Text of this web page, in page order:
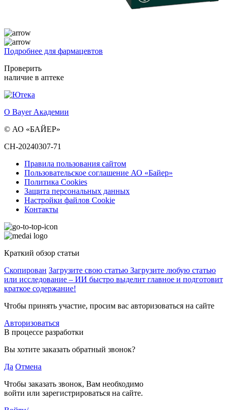
Подробнее для фармацевтов
Проверить
наличие в аптеке
О Bayer Академии
© АО «БАЙЕР»
CH-20240307-71
Правила пользования сайтом
Пользовательское соглашение АО «Байер»
Политика Cookies
Защита персональных данных
Настройки файлов Cookie
Контакты
Краткий обзор статьи
Скопирован Загрузите свою статью Загрузите любую статью
или исследование – ИИ быстро выделит главное и подготовит
краткое содержание!
Чтобы принять участие, просим вас авторизоваться на сайте
Авторизоваться
В процессе разработки
Вы хотите заказать обратный звонок?
Да Отмена
Чтобы заказать звонок, Вам необходимо
войти или зарегистрироваться на сайте.